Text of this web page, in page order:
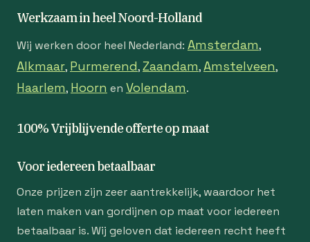
Werkzaam in heel Noord-Holland
Wij werken door heel Nederland: Amsterdam,
Alkmaar, Purmerend,Zaandam,Amstelveen,
Haarlem, Hoorn en Volendam.
100% Vrijblijvende offerte op maat
Voor iedereen betaalbaar
Onze prijzen zijn zeer aantrekkelijk, waardoor het
laten maken van gordijnen op maat voor iedereen
betaalbaar is. Wij geloven dat iedereen recht heeft